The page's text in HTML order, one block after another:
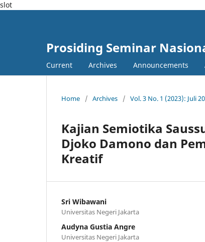
slot
Prosiding Seminar
Current Archives Announcements
Home / Archives / Vol. 3 No. 1 (2023): Juli
Kajian Semiotika
Djoko Damono dan
Kreatif
Sri Wibawani
Universitas Negeri Jakarta
Audyna Gustia Angre
Universitas Negeri Jakarta